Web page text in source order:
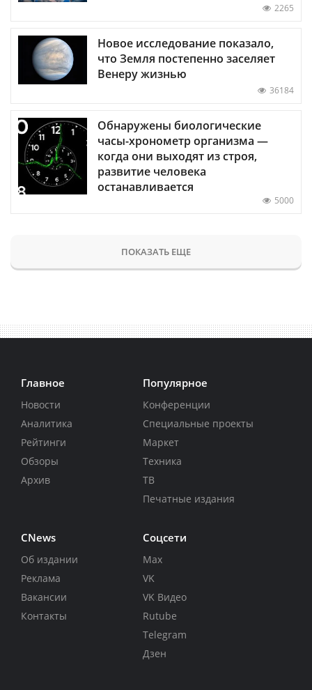
2265
Новое исследование показало,
что Земля постепенно заселяет
Венеру жизнью
36184
Обнаружены биологические
часы-хронометр организма —
когда они выходят из строя,
развитие человека
останавливается
5000
ПОКАЗАТЬ ЕЩЕ
Главное
Новости
Аналитика
Рейтинги
Обзоры
Архив
Популярное
Конференции
Специальные проекты
Маркет
Техника
ТВ
Печатные издания
CNews
Об издании
Реклама
Вакансии
Контакты
Соцсети
Max
VK
VK Видео
Rutube
Telegram
Дзен